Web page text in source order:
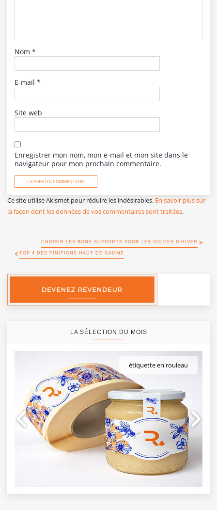
Nom *
E-mail *
Site web
Enregistrer mon nom, mon e-mail et mon site dans le
navigateur pour mon prochain commentaire.
Ce site utilise Akismet pour réduire les indésirables. En savoir plus sur
la façon dont les données de vos commentaires sont traitées.
CHOISIR LES BONS SUPPORTS POUR LES SOLDES D’HIVER
TOP 4 DES FINITIONS HAUT DE GAMME
LA SÉLECTION DU MOIS
étiquette en rouleau